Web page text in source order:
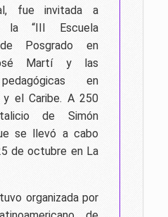
fue invitada a
la “III Escuela
Posgrado en
Martí y las
en
y el Caribe. A 250
de Simón
se llevó a cabo
de octubre en La
organizada por